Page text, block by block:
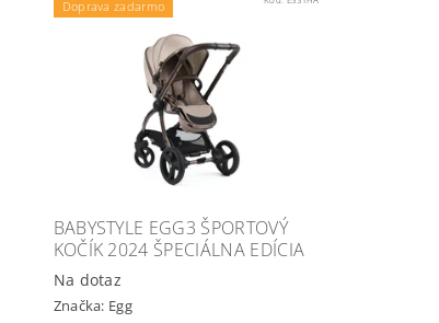
Doprava zadarmo
BABYSTYLE EGG3 ŠPORTOVÝ
KOČÍK 2024 ŠPECIÁLNA EDÍCIA
Na dotaz
Značka: Egg